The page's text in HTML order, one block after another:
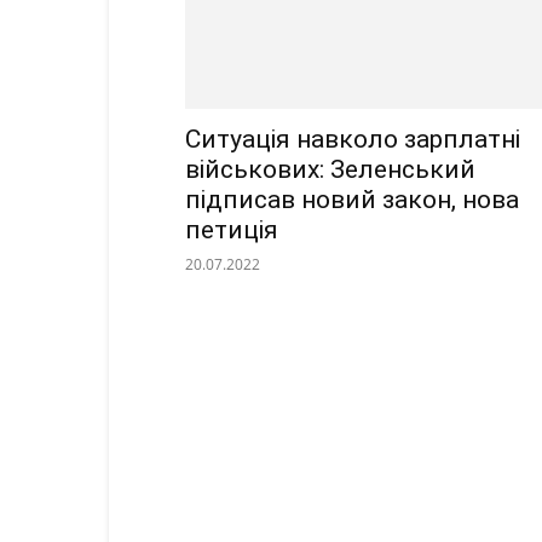
Ситуація навколо зарплатні
військових: Зеленський
підписав новий закон, нова
петиція
20.07.2022